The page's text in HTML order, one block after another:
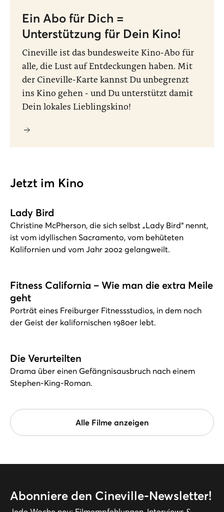
Ein Abo für Dich =
Unterstützung für Dein Kino!
Cineville ist das bundesweite Kino-Abo für
alle, die Lust auf Entdeckungen haben. Mit
der Cineville-Karte kannst Du unbegrenzt
ins Kino gehen - und Du unterstützt damit
Dein lokales Lieblingskino!
Jetzt im Kino
Lady Bird
Christine McPherson, die sich selbst „Lady Bird“ nennt,
ist vom idyllischen Sacramento, vom behüteten
Kalifornien und vom Jahr 2002 gelangweilt.
Fitness California – Wie man die extra Meile
geht
Porträt eines Freiburger Fitnessstudios, in dem noch
der Geist der kalifornischen 1980er lebt.
Die Verurteilten
Drama über einen Gefängnisausbruch nach einem
Stephen-King-Roman.
Alle Filme anzeigen
Abonniere den Cineville-Newsletter!